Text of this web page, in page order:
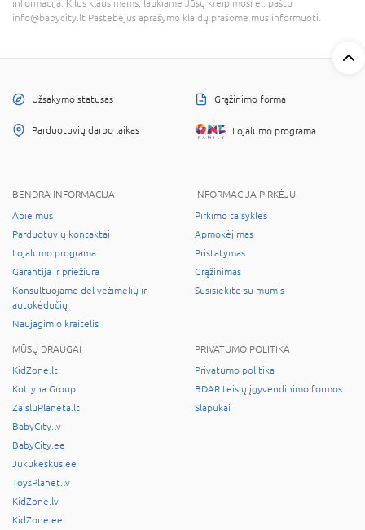
informacija. Kilus klausimams, laukiame Jūsų kreipimosi el. paštu
info@babycity.lt Pastebėjus aprašymo klaidų prašome mus informuoti.
Užsakymo statusas Grąžinimo forma
Parduotuvių darbo laikas Lojalumo programa
BENDRA INFORMACIJA
Apie mus
Parduotuvių kontaktai
Lojalumo programa
Garantija ir priežiūra
Konsultuojame dėl vežimėlių ir
autokėdučių
Naujagimio kraitelis
INFORMACIJA PIRKĖJUI
Pirkimo taisyklės
Apmokėjimas
Pristatymas
Grąžinimas
Susisiekite su mumis
MŪSŲ DRAUGAI
KidZone.lt
Kotryna Group
ZaisluPlaneta.lt
BabyCity.lv
BabyCity.ee
Jukukeskus.ee
ToysPlanet.lv
KidZone.lv
KidZone.ee
PRIVATUMO POLITIKA
Privatumo politika
BDAR teisių įgyvendinimo formos
Slapukai